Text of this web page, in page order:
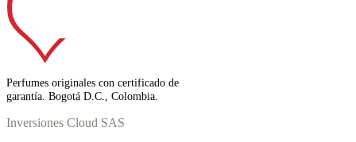
Perfumes originales con certificado de
garantía. Bogotá D.C., Colombia.
Inversiones Cloud SAS